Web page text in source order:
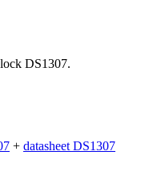
DS1307.
+ datasheet DS1307